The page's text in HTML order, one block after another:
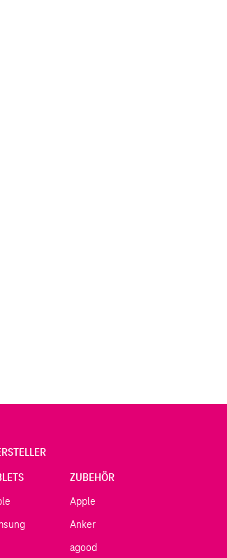
ZUBEHÖR
Apple
Anker
agood